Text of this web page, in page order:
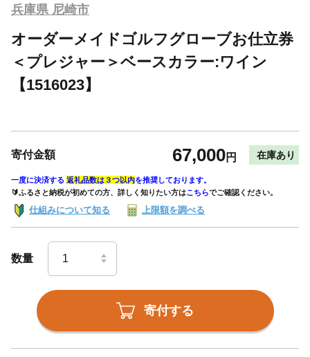
兵庫県 尼崎市
オーダーメイドゴルフグローブお仕立券
＜プレジャー＞ベースカラー:ワイン
【1516023】
寄付金額 67,000円 在庫あり
一度に決済する 返礼品数は３つ以内を推奨しております。
🔰ふるさと納税が初めての方、詳しく知りたい方はこちらでご確認ください。
仕組みについて知る 上限額を調べる
数量
寄付する